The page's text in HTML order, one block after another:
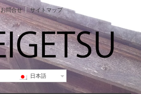
お問合せ サイトマップ
日本語